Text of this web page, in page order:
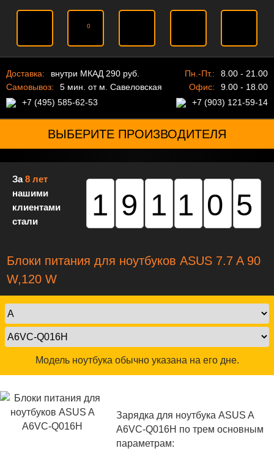
0
Доставка:
внутри МКАД 290 руб.
Самовывоз:
5 мин. от м. Савеловская
+7 (495) 585-62-53
Пн.-Пт.:
8.00 - 21.00
Офис:
9.00 - 18.00
+7 (903) 121-59-14
ВЫБЕРИТЕ ПРОИЗВОДИТЕЛЯ
За8 лет
нашими
клиентами
стали
191105
Блоки питания для ноутбуков ASUS 7.7 A 90
W,120 W
Модель ноутбука обычно указана на его дне.
Зарядка для ноутбука ASUS A
A6VC-Q016H по трем основным
параметрам: